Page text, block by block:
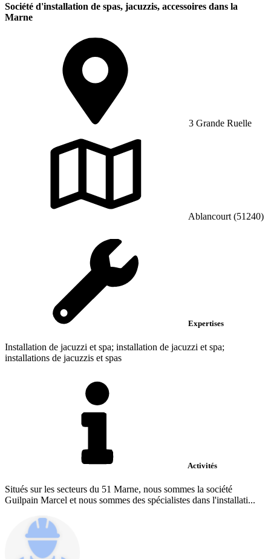
Société d'installation de spas, jacuzzis, accessoires dans la
Marne
3 Grande Ruelle
Ablancourt (51240)
Expertises
Installation de jacuzzi et spa; installation de jacuzzi et spa;
installations de jacuzzis et spas
Activités
Situés sur les secteurs du 51 Marne, nous sommes la société
Guilpain Marcel et nous sommes des spécialistes dans l'installati...